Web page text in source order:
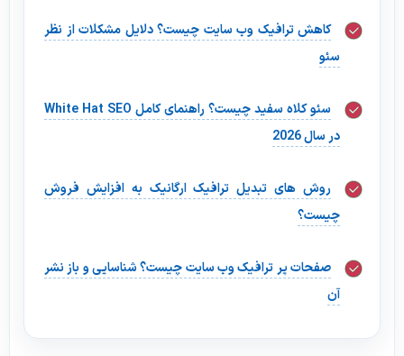
کاهش ترافیک وب سایت چیست؟ دلایل مشکلات از نظر
سئو
سئو کلاه سفید چیست؟ راهنمای کامل White Hat SEO
در سال 2026
روش های تبدیل ترافیک ارگانیک به افزایش فروش
چیست؟
صفحات پر ترافیک وب سایت چیست؟ شناسایی و باز نشر
آن